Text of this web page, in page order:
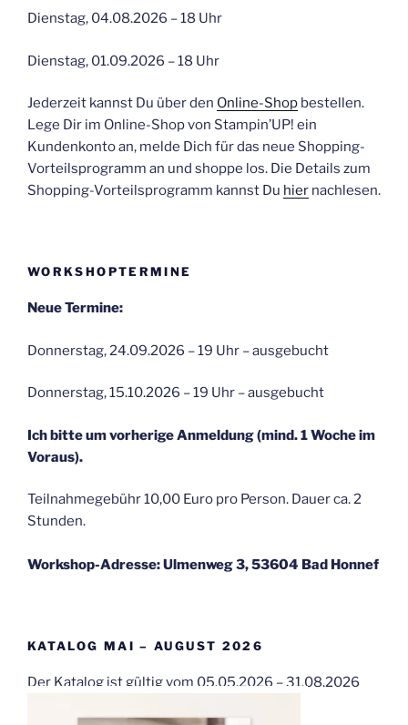
Dienstag, 04.08.2026 – 18 Uhr
Dienstag, 01.09.2026 – 18 Uhr
Jederzeit kannst Du über den Online-Shop bestellen.
Lege Dir im Online-Shop von Stampin’UP! ein
Kundenkonto an, melde Dich für das neue Shopping-
Vorteilsprogramm an und shoppe los. Die Details zum
Shopping-Vorteilsprogramm kannst Du hier nachlesen.
WORKSHOPTERMINE
Neue Termine:
Donnerstag, 24.09.2026 – 19 Uhr – ausgebucht
Donnerstag, 15.10.2026 – 19 Uhr – ausgebucht
Ich bitte um vorherige Anmeldung (mind. 1 Woche im
Voraus).
Teilnahmegebühr 10,00 Euro pro Person. Dauer ca. 2
Stunden.
Workshop-Adresse: Ulmenweg 3, 53604 Bad Honnef
KATALOG MAI – AUGUST 2026
Der Katalog ist gültig vom 05.05.2026 – 31.08.2026